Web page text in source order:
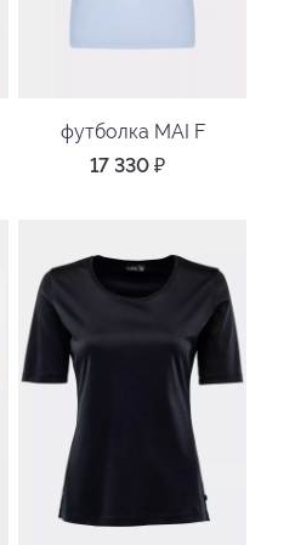
футболка MAI F
17 330 ₽